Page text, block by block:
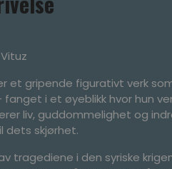
er et gripende figurativt verk
fanget i et øyeblikk hvor hun
liv, guddommelighet og
dets skjørhet.
tragediene i den syriske